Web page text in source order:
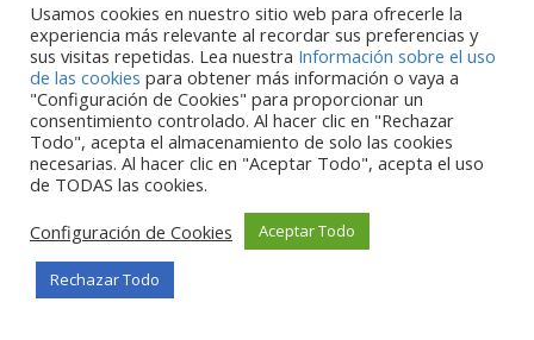
Financiado por la Unión Europea – NextGenerationEU. Sin
embargo, los puntos de vista y las
opiniones expresadas son únicamente los del autor o autores y
no reflejan necesariamente los de
la Unión Europea o la Comisión Europea. Ni la Unión Europea ni
la Comisión Europea pueden ser
consideradas responsables de las mismas.
Usamos cookies en nuestro sitio web para ofrecerle la
experiencia más relevante al recordar sus preferencias y
sus visitas repetidas. Lea nuestra Información sobre el uso
de las cookies para obtener más información o vaya a
"Configuración de Cookies" para proporcionar un
consentimiento controlado. Al hacer clic en "Rechazar
Todo", acepta el almacenamiento de solo las cookies
necesarias. Al hacer clic en "Aceptar Todo", acepta el uso
de TODAS las cookies.
Configuración de Cookies
Aceptar Todo
Rechazar Todo